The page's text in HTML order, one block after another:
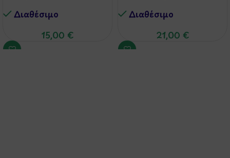
Διαθέσιμo
15,00 €
Διαθέσιμo
21,00 €